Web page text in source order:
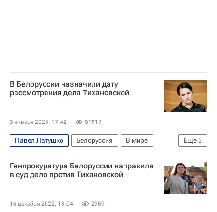
В Белоруссии назначили дату
рассмотрения дела Тихановской
3 января 2023, 17:42 51919
Еще3
Павел Латушко Белоруссия
В мире
Светлана Тихановская
Верховный суд Белоруссии
Генпрокуратура Белоруссии направила
в суд дело против Тихановской
16 декабря 2022, 13:04 2969